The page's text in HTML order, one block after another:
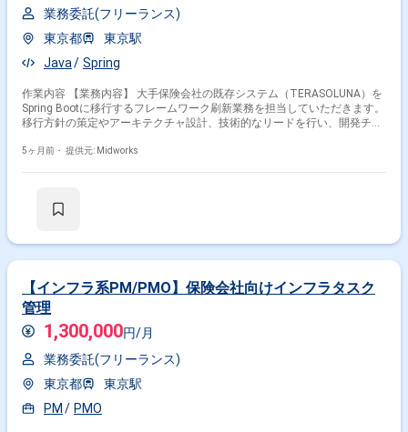
業務委託(フリーランス)
東京都
東京駅
Java
Spring
作業内容 【業務内容】 大手保険会社の既存システム（TERASOLUNA）を
Spring Bootに移行するフレームワーク刷新業務を担当していただきます。
移行方針の策定やアーキテクチャ設計、技術的なリードを行い、開発チー
内容】 ・TERASOLUNAアプリケーションのSpring Bootへのコード移行 ・
5ヶ月前・ 提供元: Midworks
【インフラ系PM/PMO】保険会社向けインフラタスク
管理
1,300,000円/月
業務委託(フリーランス)
東京都
東京駅
PM
PMO